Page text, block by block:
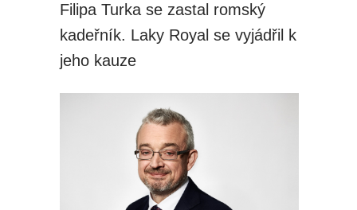
Filipa Turka se zastal romský
kadeřník. Laky Royal se vyjádřil k
jeho kauze